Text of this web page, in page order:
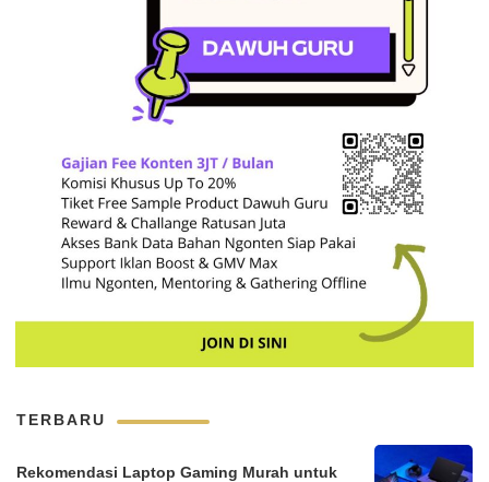
TERBARU
Rekomendasi Laptop Gaming Murah untuk